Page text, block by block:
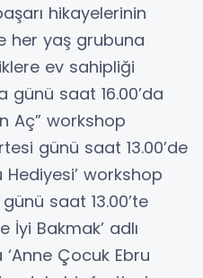
hikayelerinin
her yaş grubuna
ev sahipliği
günü saat 16.00’da
Aç” workshop
günü saat 13.00’de
Hediyesi’ workshop
saat 13.00’te
İyi Bakmak’ adlı
Çocuk Ebru